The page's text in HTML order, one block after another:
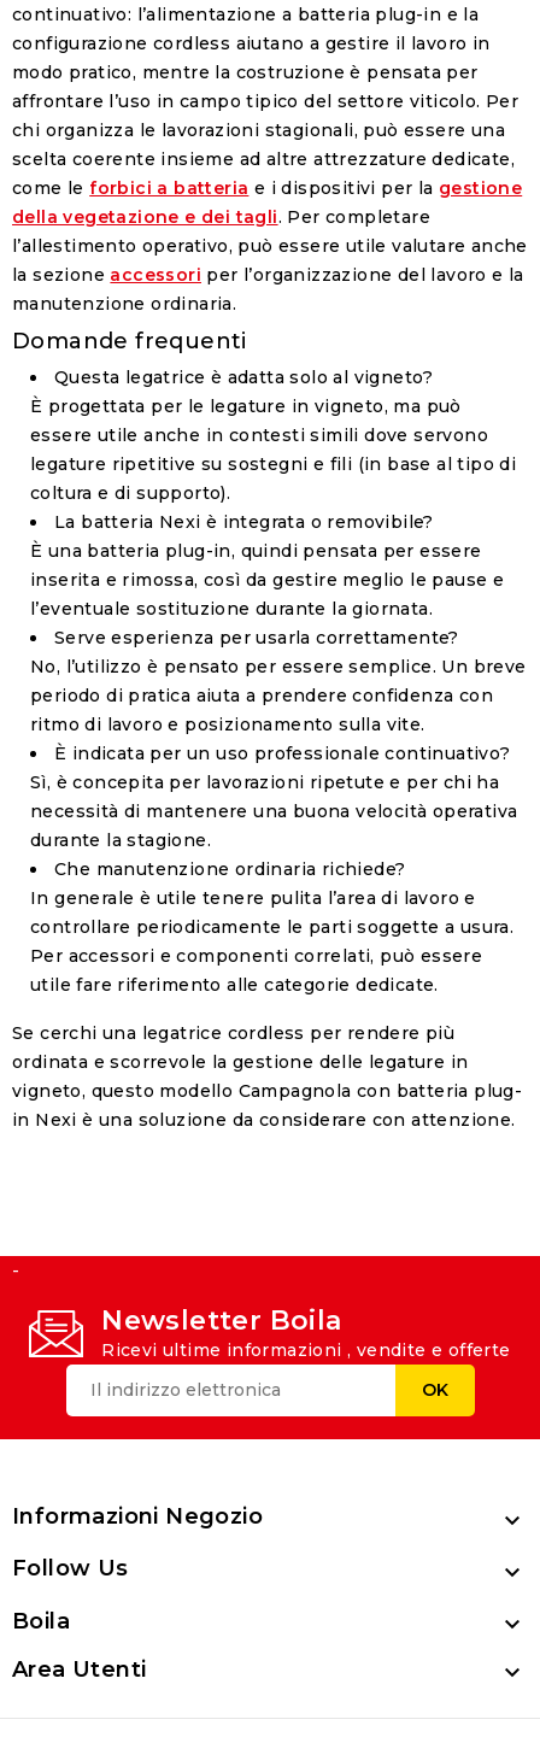
continuativo: l’alimentazione a batteria plug-in e la
configurazione cordless aiutano a gestire il lavoro in
modo pratico, mentre la costruzione è pensata per
affrontare l’uso in campo tipico del settore viticolo. Per
chi organizza le lavorazioni stagionali, può essere una
scelta coerente insieme ad altre attrezzature dedicate,
come le forbici a batteria e i dispositivi per la gestione
della vegetazione e dei tagli. Per completare
l’allestimento operativo, può essere utile valutare anche
la sezione accessori per l’organizzazione del lavoro e la
manutenzione ordinaria.
Domande frequenti
Questa legatrice è adatta solo al vigneto?
È progettata per le legature in vigneto, ma può
essere utile anche in contesti simili dove servono
legature ripetitive su sostegni e fili (in base al tipo di
coltura e di supporto).
La batteria Nexi è integrata o removibile?
È una batteria plug-in, quindi pensata per essere
inserita e rimossa, così da gestire meglio le pause e
l’eventuale sostituzione durante la giornata.
Serve esperienza per usarla correttamente?
No, l’utilizzo è pensato per essere semplice. Un breve
periodo di pratica aiuta a prendere confidenza con
ritmo di lavoro e posizionamento sulla vite.
È indicata per un uso professionale continuativo?
Sì, è concepita per lavorazioni ripetute e per chi ha
necessità di mantenere una buona velocità operativa
durante la stagione.
Che manutenzione ordinaria richiede?
In generale è utile tenere pulita l’area di lavoro e
controllare periodicamente le parti soggette a usura.
Per accessori e componenti correlati, può essere
utile fare riferimento alle categorie dedicate.
Se cerchi una legatrice cordless per rendere più
ordinata e scorrevole la gestione delle legature in
vigneto, questo modello Campagnola con batteria plug-
in Nexi è una soluzione da considerare con attenzione.
-
Newsletter Boila
Ricevi ultime informazioni , vendite e offerte
Informazioni Negozio 
Follow Us 
Boila 
Area Utenti 